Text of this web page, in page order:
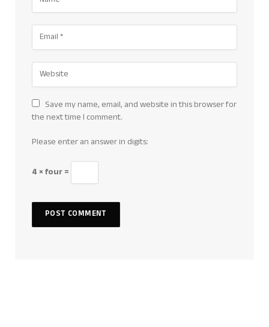
Save my name, email, and website in this browser for
the next time I comment.
Please enter an answer in digits:
4 × four =